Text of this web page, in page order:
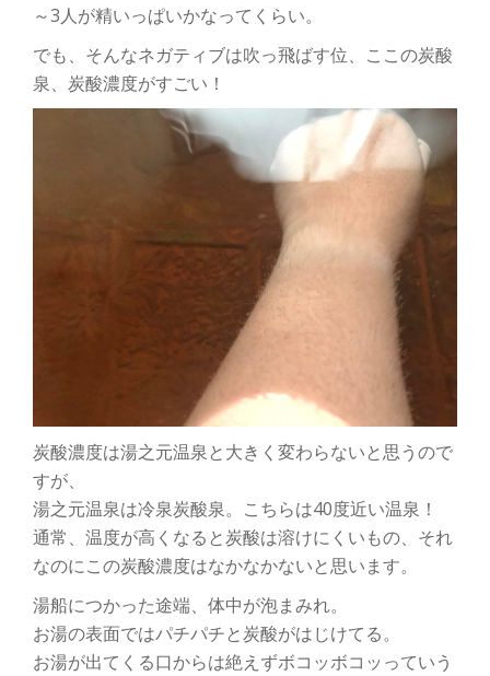
～3人が精いっぱいかなってくらい。
でも、そんなネガティブは吹っ飛ばす位、ここの炭酸
泉、炭酸濃度がすごい！
炭酸濃度は湯之元温泉と大きく変わらないと思うので
すが、
湯之元温泉は冷泉炭酸泉。こちらは40度近い温泉！
通常、温度が高くなると炭酸は溶けにくいもの、それ
なのにこの炭酸濃度はなかなかないと思います。
湯船につかった途端、体中が泡まみれ。
お湯の表面ではパチパチと炭酸がはじけてる。
お湯が出てくる口からは絶えずボコッボコッっていう